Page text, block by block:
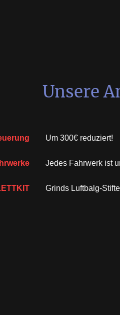
Unsere
Um 300€ reduziert!
Jedes Fahrwerk ist
Grinds Luftbalg-